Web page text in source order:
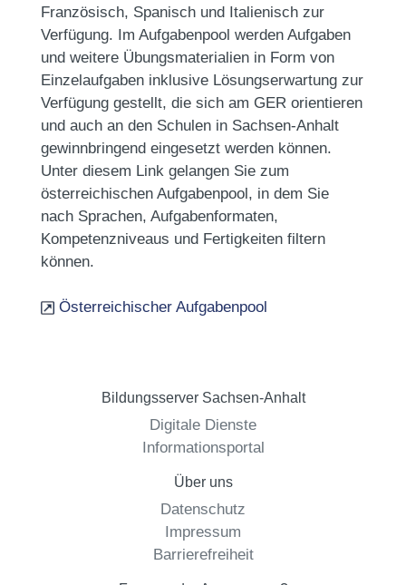
Französisch, Spanisch und Italienisch zur
Verfügung. Im Aufgabenpool werden Aufgaben
und weitere Übungsmaterialien in Form von
Einzelaufgaben inklusive Lösungserwartung zur
Verfügung gestellt, die sich am GER orientieren
und auch an den Schulen in Sachsen-Anhalt
gewinnbringend eingesetzt werden können.
Unter diesem Link gelangen Sie zum
österreichischen Aufgabenpool, in dem Sie
nach Sprachen, Aufgabenformaten,
Kompetenzniveaus und Fertigkeiten filtern
können.
Österreichischer Aufgabenpool
Bildungsserver Sachsen-Anhalt
Digitale Dienste
Informationsportal
Über uns
Datenschutz
Impressum
Barrierefreiheit